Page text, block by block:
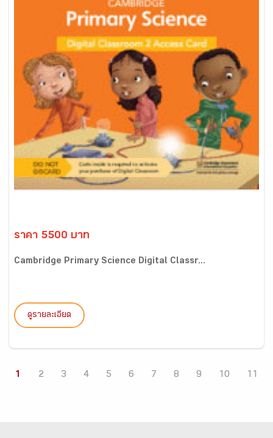
ราคา 5500 บาท
Cambridge Primary Science Digital Classr...
ดูรายละเอียด
1 2 3 4 5 6 7 8 9 10 11